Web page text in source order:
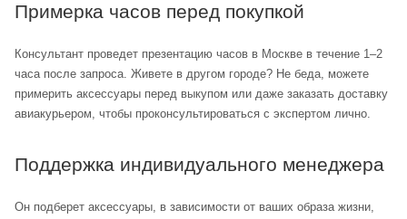
Примерка часов перед покупкой
Консультант проведет презентацию часов в Москве в течение 1–2
часа после запроса. Живете в другом городе? Не беда, можете
примерить аксессуары перед выкупом или даже заказать доставку
авиакурьером, чтобы проконсультироваться с экспертом лично.
Поддержка индивидуального менеджера
Он подберет аксессуары, в зависимости от ваших образа жизни,